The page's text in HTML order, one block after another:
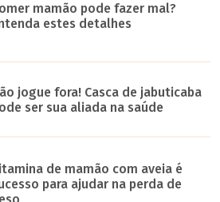
mamão pode fazer mal?
estes detalhes
jogue fora! Casca de jabuticaba
ser sua aliada na saúde
de mamão com aveia é
para ajudar na perda de